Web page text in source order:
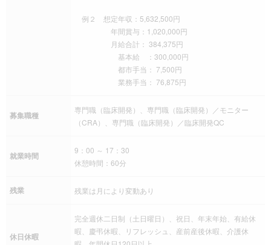
例２ 想定年収：5,632,500円
年間賞与：1,020,000円
月給合計： 384,375円
基本給 ：300,000円
都市手当： 7,500円
業務手当： 76,875円
募集職種
専門職（臨床開発）、専門職（臨床開発）／モニター
（CRA）、専門職（臨床開発）／臨床開発QC
就業時間
9：00 ～ 17：30
休憩時間：60分
残業 残業は月により変動あり
休日休暇
完全週休二日制（土日曜日）、祝日、年末年始、有給休
暇、慶弔休暇、リフレッシュ、産前産後休暇、介護休